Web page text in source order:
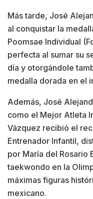
Más tarde, José
al conquistar la
Poomsae Individual
perfecta al sumar su
día y otorgándole
medalla dorada en el
Además, José
como el Mejor Atleta
Vázquez recibió el
Entrenador Infantil,
por María del Rosario
taekwondo en la
máximas figuras
mexicano.